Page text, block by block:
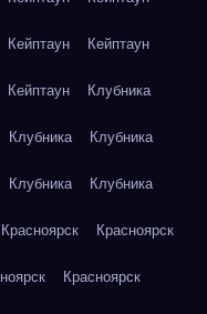
Кейптаун Кейптаун
Кейптаун Клубника
Клубника Клубника
Клубника Клубника
Красноярск Красноярск
Красноярск